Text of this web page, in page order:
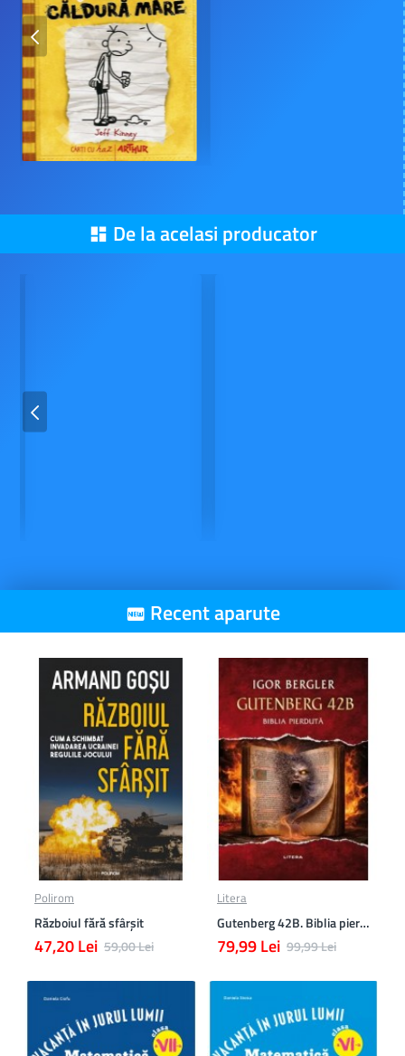
De la acelasi producator
Recent aparute
Polirom
Războiul fără sfârşit
47,20 Lei 59,00 Lei
Litera
Gutenberg 42B. Biblia pierduta
79,99 Lei 99,99 Lei